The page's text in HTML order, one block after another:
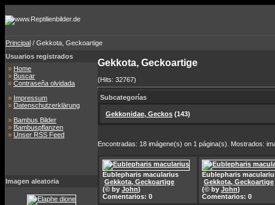
Principal / Gekkota, Geckoartige
Usuarios registrados
» Home
» Buscar
» Contraseña olvidada
» Impressum
» Datenschutzerklärung
» Bambus Bilder
» Bambuspflanzen
» Unser RSS Feed
Imagen aleatoria
Gekkota, Geckoartige
(Hits: 32767)
Subcategorías
Gekkonidae, Geckos (143)
Encontradas: 18 imágene(s) on 1 página(s). Mostrados:
Eublepharis macularius
Gekkota, Geckoartige
(© by John)
Comentarios: 0
Eublepharis
Gekkota, Geckoartige
(© by John)
Comentarios: 0